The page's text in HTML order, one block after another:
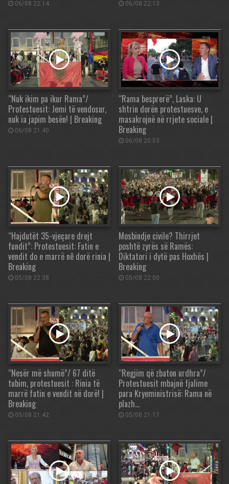
06/08 22:14 06/08 22:13
“Nuk ikim pa ikur Rama”/
Protestuesit: Jemi të vendosur,
nuk ia japim besën! | Breaking
06/08 21:40
“Rama besprerë”, Laska: U
shtrin dorën protestuesve, e
masakrojnë në rrjete sociale |
Breaking
06/08 20:53
“Hajdutët 35-vjeçare drejt
fundit”: Protestuesit: Fatin e
vendit do e marrë nê dorë rinia |
Breaking
05/08 22:38
Mosbindje civile? Thirrjet
poshtë zyrës së Ramës:
Diktatori i dytë pas Hoxhës |
Breaking
05/08 22:00
“Nesër më shumë”/ 67 ditë
tubim, protestuesit : Rinia të
marrë fatin e vendit në dorë! |
Breaking
05/08 21:42
“Regjim që zbaton urdhra”/
Protestuesit mbajnë fjalime
para Kryeministrisë: Rama në
plazh…
05/08 21:17